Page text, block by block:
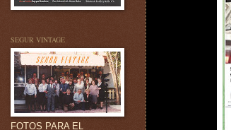
SEGUR VINTAGE
FOTOS PARA EL